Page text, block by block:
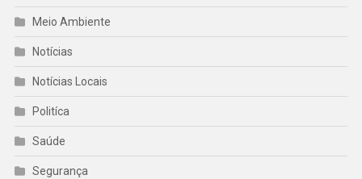
Meio Ambiente
Notícias
Notícias Locais
Politíca
Saúde
Segurança